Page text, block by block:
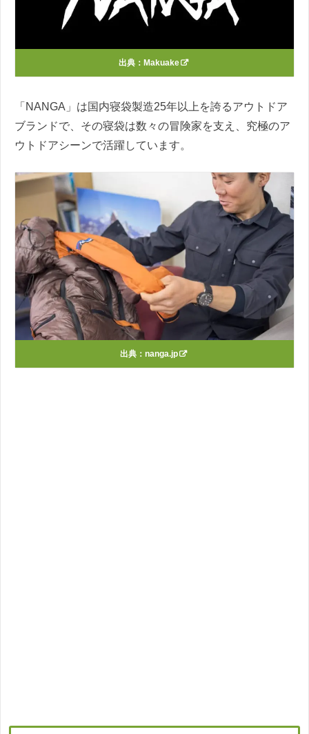
出典： Makuake
「NANGA」は国内寝袋製造25年以上を誇るアウトドア
ブランドで、その寝袋は数々の冒険家を支え、究極のア
ウトドアシーンで活躍しています。
出典： nanga.jp